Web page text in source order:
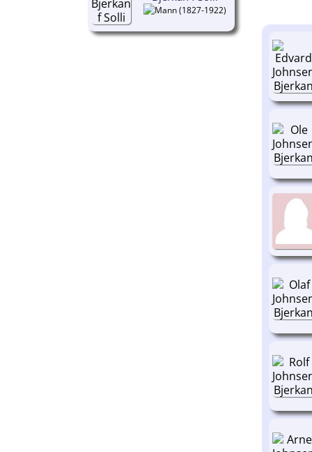
(1827-1922)